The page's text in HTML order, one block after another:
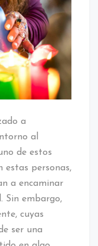
a
al
de estos
estas personas,
a encaminar
Sin embargo,
cuyas
ser una